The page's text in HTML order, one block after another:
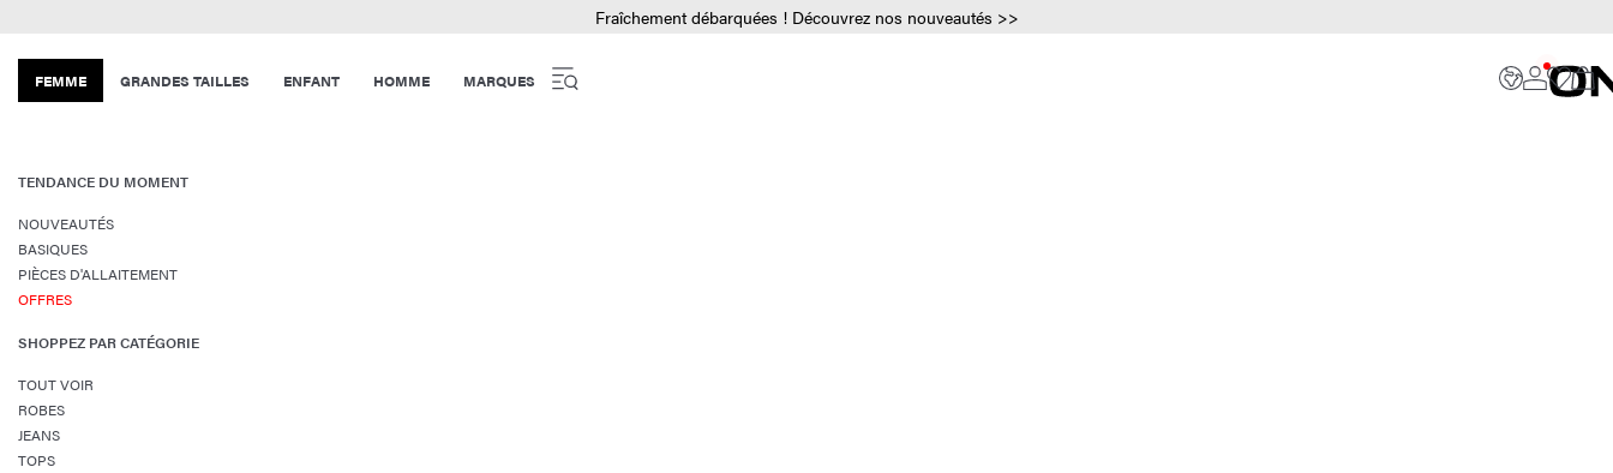
Fraîchement débarquées ! Découvrez nos nouveautés >>
FEMME GRANDES TAILLES ENFANT HOMME MARQUES
TENDANCE DU MOMENT
NOUVEAUTÉS
BASIQUES
PIÈCES D'ALLAITEMENT
OFFRES
SHOPPEZ PAR CATÉGORIE
TOUT VOIR
ROBES
JEANS
TOPS